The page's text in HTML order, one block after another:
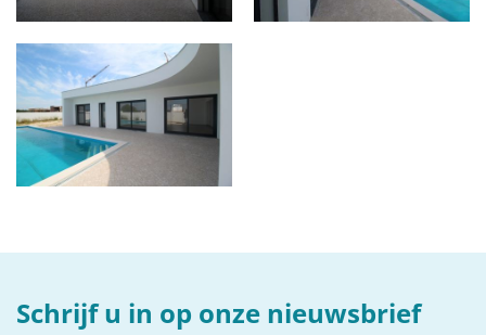
Schrijf u in op onze nieuwsbrief